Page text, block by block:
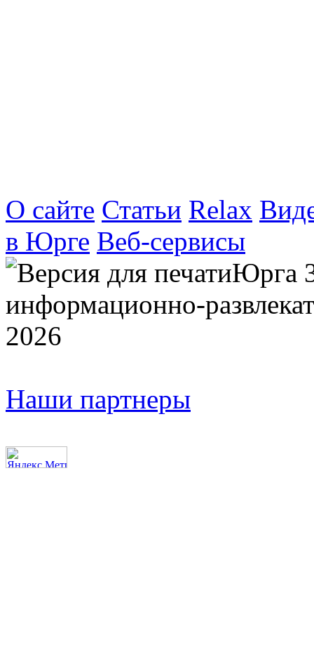
О сайте Статьи Relax
в Юрге Веб-сервисы
Юрга
информационно-
2026
Наши партнеры